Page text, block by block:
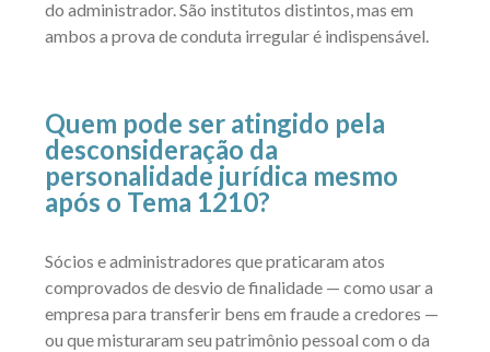
do administrador. São institutos distintos, mas em
ambos a prova de conduta irregular é indispensável.
Quem pode ser atingido pela
desconsideração da
personalidade jurídica mesmo
após o Tema 1210?
Sócios e administradores que praticaram atos
comprovados de desvio de finalidade — como usar a
empresa para transferir bens em fraude a credores —
ou que misturaram seu patrimônio pessoal com o da